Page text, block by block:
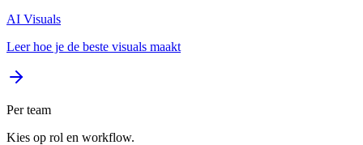
AI Visuals
Leer hoe je de beste visuals maakt
Per team
Kies op rol en workflow.